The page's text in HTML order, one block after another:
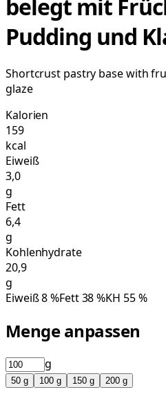
belegt mit
Pudding und
Shortcrust pastry base with
glaze
Kalorien
159
kcal
Eiweiß
3,0
g
Fett
6,4
g
Kohlenhydrate
20,9
g
Eiweiß8%Fett38%KH 55%
Menge anpassen
g
50 g 100 g 150 g 200 g